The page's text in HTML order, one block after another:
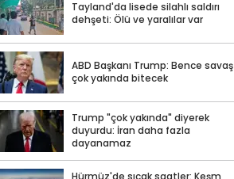
Tayland'da lisede silahlı saldırı
dehşeti: Ölü ve yaralılar var
ABD Başkanı Trump: Bence savaş
çok yakında bitecek
Trump "çok yakında" diyerek
duyurdu: İran daha fazla
dayanamaz